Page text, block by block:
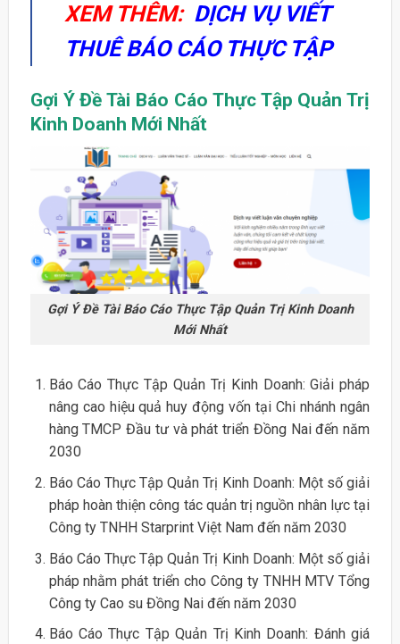
XEM THÊM: DỊCH VỤ VIẾT
THUÊ BÁO CÁO THỰC TẬP
Gợi Ý Đề Tài Báo Cáo Thực Tập Quản Trị
Kinh Doanh Mới Nhất
Gợi Ý Đề Tài Báo Cáo Thực Tập Quản Trị Kinh Doanh
Mới Nhất
Báo Cáo Thực Tập Quản Trị Kinh Doanh: Giải pháp
nâng cao hiệu quả huy động vốn tại Chi nhánh ngân
hàng TMCP Đầu tư và phát triển Đồng Nai đến năm
2030
Báo Cáo Thực Tập Quản Trị Kinh Doanh: Một số giải
pháp hoàn thiện công tác quản trị nguồn nhân lực tại
Công ty TNHH Starprint Việt Nam đến năm 2030
Báo Cáo Thực Tập Quản Trị Kinh Doanh: Một số giải
pháp nhằm phát triển cho Công ty TNHH MTV Tổng
Công ty Cao su Đồng Nai đến năm 2030
Báo Cáo Thực Tập Quản Trị Kinh Doanh: Đánh giá